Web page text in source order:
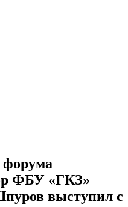
форума
ФБУ «ГКЗ»
выступил с